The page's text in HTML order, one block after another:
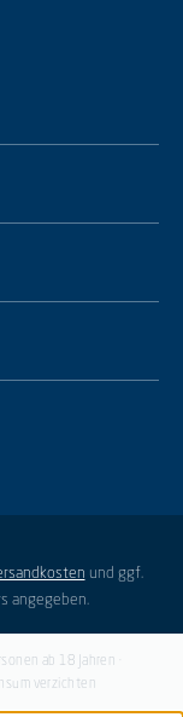
und ggf.
angegeben.
ab 18 Jahren ·
verzichten